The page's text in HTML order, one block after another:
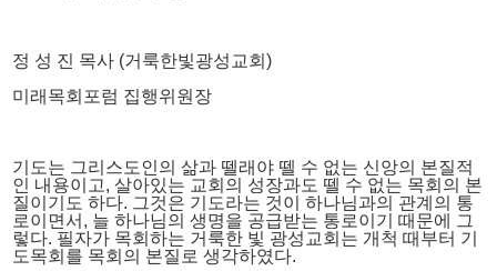
정 성 진 목사 (거룩한빛광성교회)
미래목회포럼 집행위원장
기도는 그리스도인의 삶과 뗄래야 뗄 수 없는 신앙의 본질적
인 내용이고, 살아있는 교회의 성장과도 뗄 수 없는 목회의 본
질이기도 하다. 그것은 기도라는 것이 하나님과의 관계의 통
로이면서, 늘 하나님의 생명을 공급받는 통로이기 때문에 그
렇다. 필자가 목회하는 거룩한 빛 광성교회는 개척 때부터 기
도목회를 목회의 본질로 생각하였다.